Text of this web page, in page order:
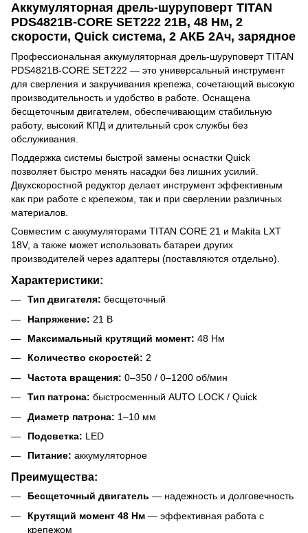
Аккумуляторная дрель-шуруповерт TITAN
PDS4821B-CORE SET222 21В, 48 Нм, 2
скорости, Quick система, 2 АКБ 2Ач, зарядное
Профессиональная аккумуляторная дрель-шуруповерт TITAN
PDS4821B-CORE SET222 — это универсальный инструмент
для сверления и закручивания крепежа, сочетающий высокую
производительность и удобство в работе. Оснащена
бесщеточным двигателем, обеспечивающим стабильную
работу, высокий КПД и длительный срок службы без
обслуживания.
Поддержка системы быстрой замены оснастки Quick
позволяет быстро менять насадки без лишних усилий.
Двухскоростной редуктор делает инструмент эффективным
как при работе с крепежом, так и при сверлении различных
материалов.
Совместим с аккумуляторами TITAN CORE 21 и Makita LXT
18V, а также может использовать батареи других
производителей через адаптеры (поставляются отдельно).
Характеристики:
Тип двигателя: бесщеточный
Напряжение: 21 В
Максимальный крутящий момент: 48 Нм
Количество скоростей: 2
Частота вращения: 0–350 / 0–1200 об/мин
Тип патрона: быстросменный AUTO LOCK / Quick
Диаметр патрона: 1–10 мм
Подсветка: LED
Питание: аккумуляторное
Преимущества:
Бесщеточный двигатель — надежность и долговечность
Крутящий момент 48 Нм — эффективная работа с
крепежом